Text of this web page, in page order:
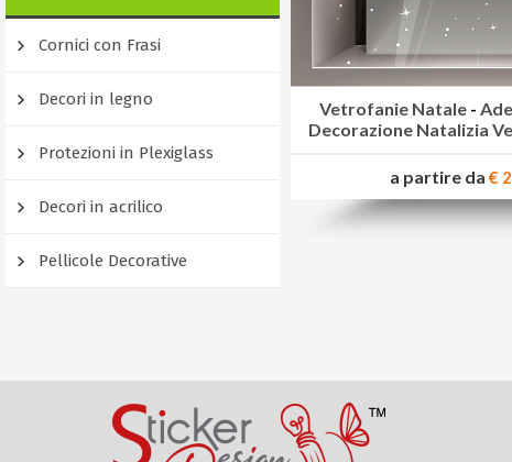
Cornici con Frasi
Decori in legno
Protezioni in Plexiglass
Decori in acrilico
Pellicole Decorative
Vetrofanie Natale -
Decorazione Natalizia
a partire da €